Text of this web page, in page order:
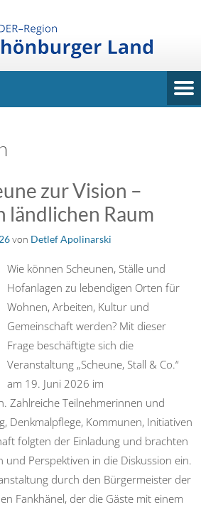
zur Vision –
ländlichen Raum
von Detlef Apolinarski
Wie können Scheunen, Ställe und
Hofanlagen zu lebendigen Orten für
Wohnen, Arbeiten, Kultur und
Gemeinschaft werden? Mit dieser
Frage beschäftigte sich die
Veranstaltung „Scheune, Stall & Co.“
am 19. Juni 2026 im
Zahlreiche Teilnehmerinnen und
Denkmalpflege, Kommunen, Initiativen
folgten der Einladung und brachten
und Perspektiven in die Diskussion ein.
durch den Bürgermeister der
Fankhänel, der die Gäste mit einem